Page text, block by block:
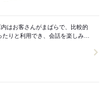
はお客さんがまばらで、比較的
りと利用でき、会話を楽しみな